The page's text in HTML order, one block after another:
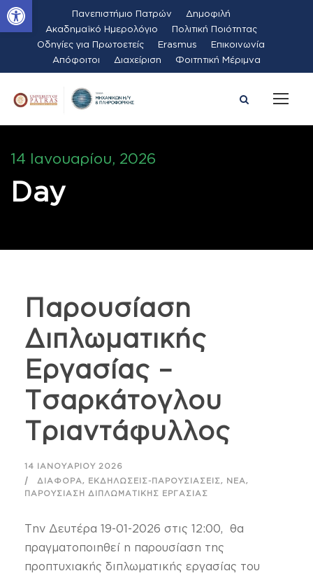
Ανοίξτε τη γραμμή εργαλείων Πανεπιστήμιο Πατρών
Δημοφιλή
Ακαδημαϊκό Ημερολόγιο
Πολιτική Ποιότητας
Οδηγίες για Πρωτοετείς
Erasmus
Επικοινωνία
Απόφοιτοι
Διαχείριση Φοιτητική Μέριμνα
14 Ιανουαρίου, 2026
Day
Παρουσίαση
Διπλωματικής
Εργασίας –
Τσαρκάτογλου
Τριαντάφυλλος
14 ΙΑΝΟΥΑΡΊΟΥ 2026
ΔΙΆΦΟΡΑ, ΕΚΔΗΛΏΣΕΙΣ-ΠΑΡΟΥΣΙΆΣΕΙΣ, ΝΈΑ,
ΠΑΡΟΥΣΊΑΣΗ ΔΙΠΛΩΜΑΤΙΚΉΣ ΕΡΓΑΣΊΑΣ
Την Δευτέρα 19-01-2026 στις 12:00, θα
πραγματοποιηθεί η παρουσίαση της
προπτυχιακής διπλωματικής εργασίας του